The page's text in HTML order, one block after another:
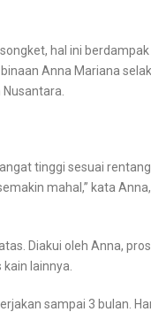
hal ini
Anna Mariana
tinggi sesuai
mahal,” kata
Diakui oleh Anna,
lainnya.
sampai 3 bulan.